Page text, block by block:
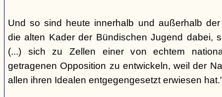
Und so sind heute innerhalb und außerhalb
die alten Kader der Bündischen Jugend dabei,
(...) sich zu Zellen einer von echtem
getragenen Opposition zu entwickeln, weil der
allen ihren Idealen entgegengesetzt erwiesen